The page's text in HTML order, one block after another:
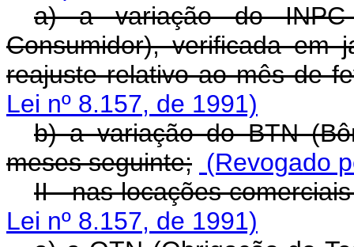
a) a variação do
Consumidor), verificada
reajuste relativo ao mês de
Lei nº 8.157, de 1991)
b) a variação do BTN
meses seguinte; (Revogado
II - nas locações
Lei nº 8.157, de 1991)